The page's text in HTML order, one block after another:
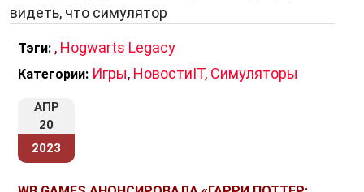
видеть, что симулятор
Тэги: , Hogwarts Legacy
Категории: Игры, НовостиIT, Симуляторы
АПР
20
2023